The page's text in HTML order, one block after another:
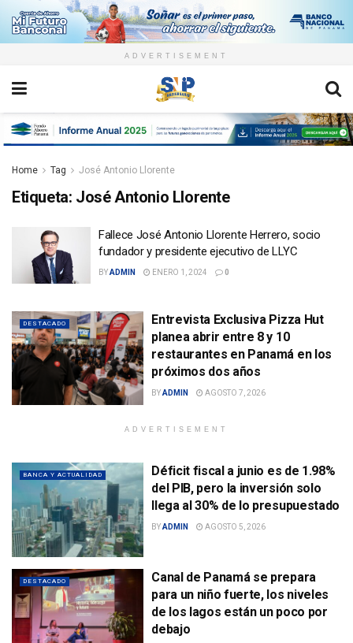
ADVERTISEMENT
Home Tag José Antonio Llorente
Etiqueta: José Antonio Llorente
Fallece José Antonio Llorente Herrero, socio
fundador y presidente ejecutivo de LLYC
BYADMIN ENERO 1, 2024 0
DESTACADO
Entrevista Exclusiva Pizza Hut
planea abrir entre 8 y 10
restaurantes en Panamá en los
próximos dos años
BYADMIN AGOSTO 7, 2026
ADVERTISEMENT
BANCA Y ACTUALIDAD
Déficit fiscal a junio es de 1.98%
del PIB, pero la inversión solo
llega al 30% de lo presupuestado
BYADMIN AGOSTO 5, 2026
DESTACADO
Canal de Panamá se prepara
para un niño fuerte, los niveles
de los lagos están un poco por
debajo